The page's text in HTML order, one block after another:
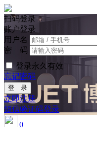
扫码登录
账户登录
用户名
密 码
登录永久有效
忘记密码
登 录
立即注册
短信验证码登录
0